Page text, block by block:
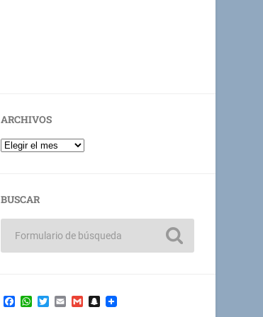
ARCHIVOS
BUSCAR
Facebook
WhatsApp
TwitterEmailGmailSnapchat